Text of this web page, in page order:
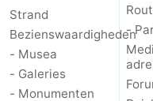
Strand
Bezienswaardigheden
- Musea
- Galeries
- Monumenten
-